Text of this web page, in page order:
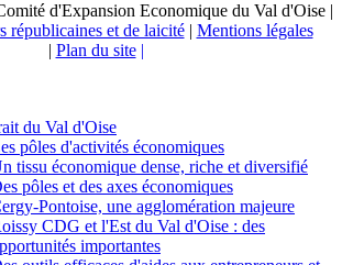
d'Expansion Economique du Val d'Oise |
républicaines et de laicité| Mentions légales
| Plan du site |
du Val d'Oise
pôles d'activités économiques
tissu économique dense, riche et diversifié
pôles et des axes économiques
Pontoise, une agglomération majeure
CDG et l'Est du Val d'Oise : des
importantes